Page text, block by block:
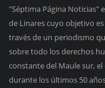
"Séptima Página Noticias"
de Linares cuyo objetivo
través de un periodismo
sobre todo los derechos
constante del Maule sur,
durante los últimos 50